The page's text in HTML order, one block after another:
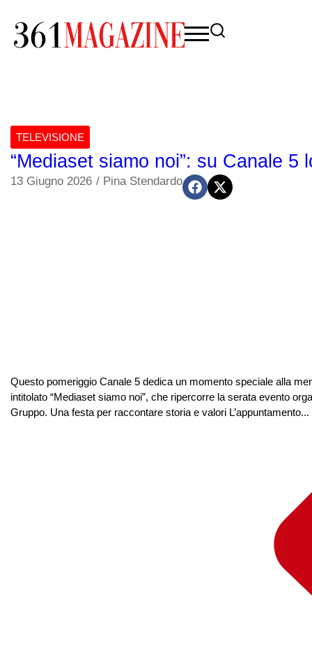
TELEVISIONE
“Mediaset siamo noi”: su Canale
13 Giugno 2026 / Pina Stendardo
Questo pomeriggio Canale 5 dedica un momento speciale alla
intitolato “Mediaset siamo noi”, che ripercorre la serata evento
Gruppo. Una festa per raccontare storia e valori L’appuntamento...